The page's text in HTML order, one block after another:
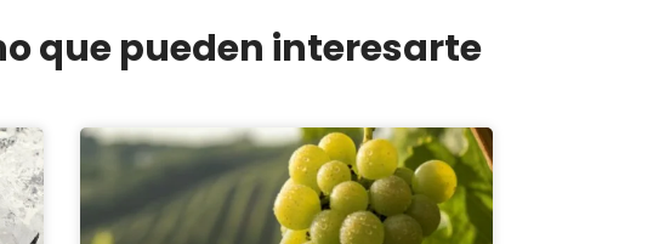
que pueden interesarte